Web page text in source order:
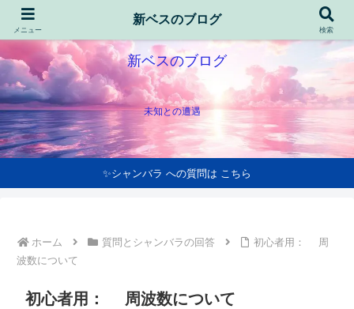
新ベスのブログ
未知との遭遇
✨シャンバラ への質問は こちら
ホーム 質問とシャンバラの回答
初心者用： 周
波数について
初心者用： 周波数について
メニュー
新ベスのブログ
検索